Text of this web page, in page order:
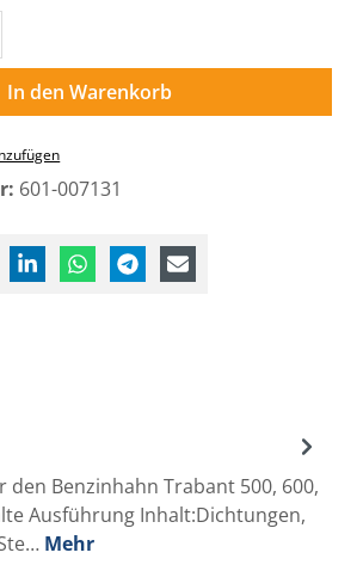
Gib den gewünschten
In den Warenkorb
601-007131
den Benzinhahn Trabant 500, 600,
Ausführung Inhalt:Dichtungen,
Mehr